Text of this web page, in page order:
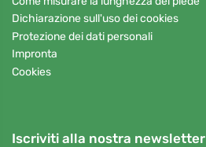
Dichiarazione sull'uso dei cookies
Protezione dei dati personali
Impronta
Cookies
Iscriviti alla nostra newsletter